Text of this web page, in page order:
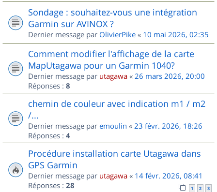
Sondage : souhaitez-vous une intégration
Garmin sur AVINOX ?
Dernier message par OlivierPike « 10 mai 2026, 02:35
Comment modifier l'affichage de la carte
MapUtagawa pour un Garmin 1040?
Dernier message par utagawa « 26 mars 2026, 20:00
Réponses : 8
chemin de couleur avec indication m1 / m2
/...
Dernier message par emoulin « 23 févr. 2026, 18:26
Réponses : 4
Procédure installation carte Utagawa dans
GPS Garmin
Dernier message par utagawa « 14 févr. 2026, 08:41
Réponses : 28 1 2 3